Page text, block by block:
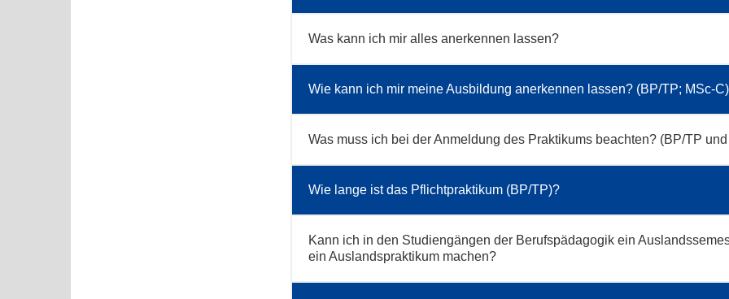
Was kann ich mir alles anerkennen lassen?
Wie kann ich mir meine Ausbildung anerkennen lassen? (BP/TP; MSc-C)
Was muss ich bei der Anmeldung des Praktikums beachten? (BP/TP
Wie lange ist das Pflichtpraktikum (BP/TP)?
Kann ich in den Studiengängen der Berufspädagogik ein
ein Auslandspraktikum machen?